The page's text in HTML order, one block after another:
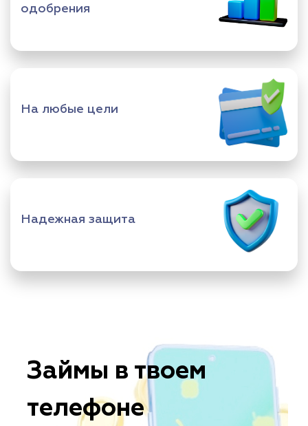
одобрения
На любые цели
Надежная защита
Займы в твоем
телефоне